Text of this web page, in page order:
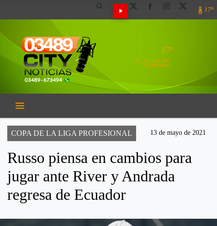
17º
17º
EL CLIMA EN
CAMPANA
COPA DE LA LIGA PROFESIONAL 13 de mayo de 2021
Russo piensa en cambios para
jugar ante River y Andrada
regresa de Ecuador